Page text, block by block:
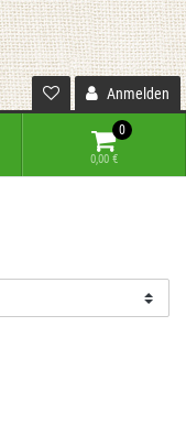
Anmelden
0
0,00 €